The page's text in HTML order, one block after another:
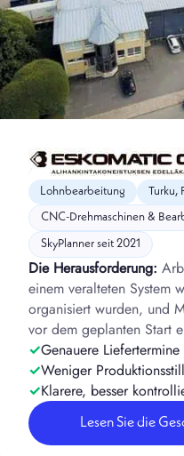
Lohnbearbeitung Turku,
CNC-Drehmaschinen &
SkyPlanner seit 2021
Die Herausforderung:
einem veralteten System
organisiert wurden, und
vor dem geplanten Start
Genauere
Weniger
Klarere, besser
Lesen Sie die